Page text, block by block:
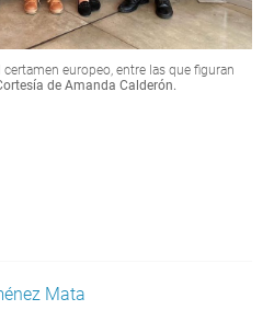
europeo, entre las que figuran
de Amanda Calderón.
Mata